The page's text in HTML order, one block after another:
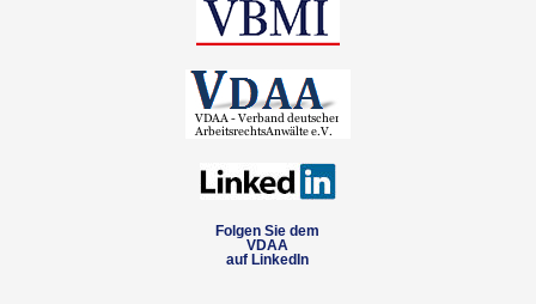
Folgen Sie dem
VDAA
auf LinkedIn